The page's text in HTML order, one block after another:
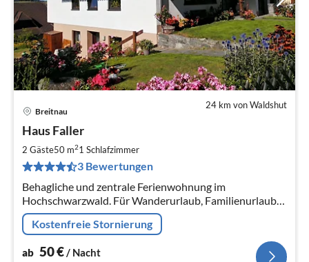
24 km von Waldshut
Breitnau
Haus Faller
2 Gäste50 m21 Schlafzimmer
3 Bewertungen
Behagliche und zentrale Ferienwohnung im
Hochschwarzwald. Für Wanderurlaub, Familienurlaub
oder Skiurlaub im Herzen des Schwarzwaldes. W-LAN
kostenlos.
Kostenfreie Stornierung
ab 50€ / Nacht